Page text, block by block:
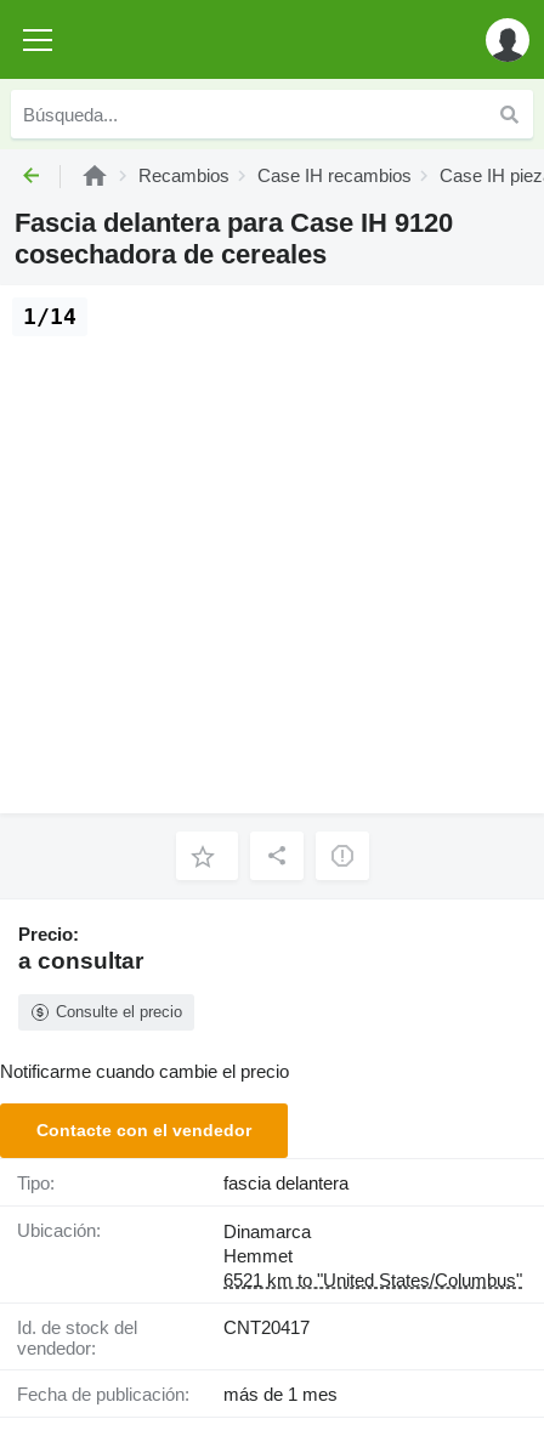
Recambios Case IH recambios Case IH
Fascia delantera para Case IH 9120
cosechadora de cereales
1/14
Precio:
a consultar
Consulte el precio
Notificarme cuando cambie el precio
Contacte con el vendedor
Tipo: fascia delantera
Ubicación:
Dinamarca
Hemmet
6521 km to "United States/Columbus"
Id. de stock del
vendedor:
CNT20417
Fecha de publicación: más de 1 mes